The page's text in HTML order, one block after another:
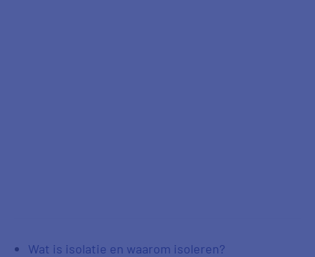
Wat is isolatie en waarom isoleren?